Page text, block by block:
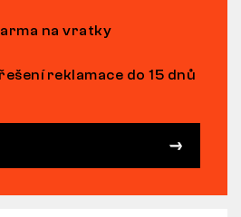
na vratky
reklamace do 15 dnů